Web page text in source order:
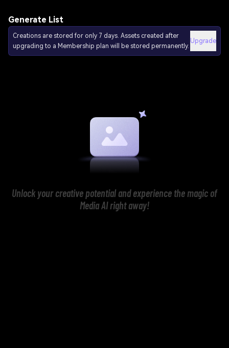
Generate List
Creations are stored for only 7 days. Assets created after
upgrading to a Membership plan will be stored permanently.
Upgrade
Unlock your creative potential and experience the magic of
Media AI right away!